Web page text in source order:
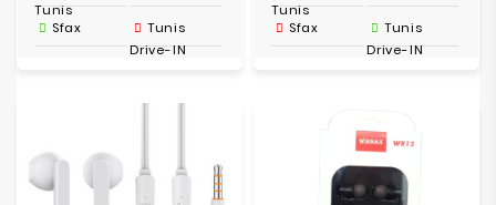
Tunis
Sfax
Tunis
Drive-IN
Tunis
Sfax
Tunis
Drive-IN